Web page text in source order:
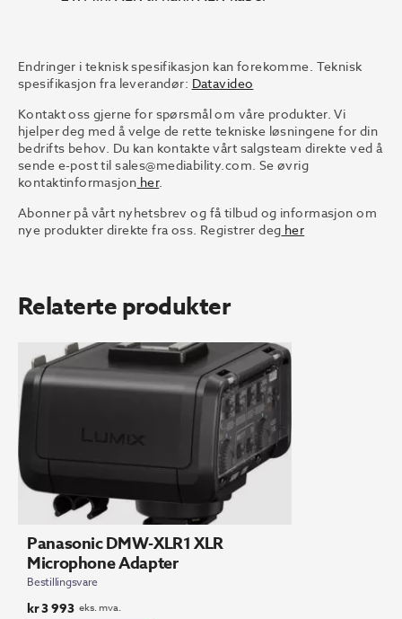
Endringer i teknisk spesifikasjon kan forekomme. Teknisk
spesifikasjon fra leverandør: Datavideo
Kontakt oss gjerne for spørsmål om våre produkter. Vi
hjelper deg med å velge de rette tekniske løsningene for din
bedrifts behov. Du kan kontakte vårt salgsteam direkte ved å
sende e-post tilsales@mediability.com. Se øvrig
kontaktinformasjon her.
Abonner på vårt nyhetsbrev og få tilbud og informasjon om
nye produkter direkte fra oss. Registrer deg her
Relaterte produkter
Panasonic DMW-XLR1 XLR
Microphone Adapter
Bestillingsvare
kr3 993 eks. mva.